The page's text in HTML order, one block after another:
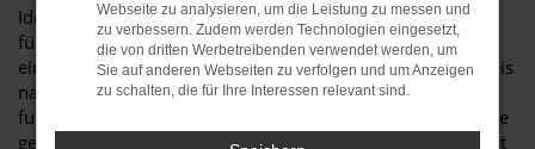
Ideen muss man haben! Eine Škoda Karoq Tageszulassung
für Augsburg ist eine clevere Möglichkeit, um gleichzeitig
einen Neuwagen zu fahren, hierfür aber lediglich einen Preis
nahe dem Gebrauchtwagenniveau zu zahlen. Dies
funktioniert dank eines Tricks, der in der Automobilbranche
gerne praktiziert wird: eine Škoda Karoq Tageszulassung ist
Webseite zu analysieren, um die Leistung zu messen und
zu verbessern. Zudem werden Technologien eingesetzt,
die von dritten Werbetreibenden verwendet werden, um
Sie auf anderen Webseiten zu verfolgen und um Anzeigen
zu schalten, die für Ihre Interessen relevant sind.